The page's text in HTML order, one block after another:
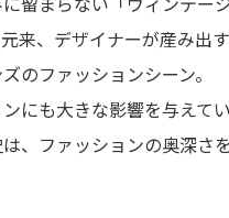
来、デザイナーが産み出
のファッションシーン。
にも大きな影響を与えて
、ファッションの奥深さ